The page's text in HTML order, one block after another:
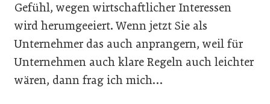
Gefühl, wegen wirtschaftlicher Interessen
wird herumgeeiert. Wenn jetzt Sie als
Unternehmer das auch anprangern, weil für
Unternehmen auch klare Regeln auch leichter
wären, dann frag ich mich…